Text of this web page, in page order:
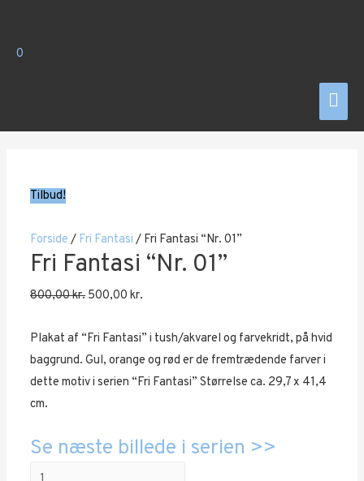
indholdet
0
Tilbud!
Forside / Fri Fantasi / Fri Fantasi “Nr. 01”
Fri Fantasi “Nr. 01”
800,00kr. Den
pris
var:
800,00 kr..
500,00kr.
pris
er:
500,00 kr..
Plakat af “Fri Fantasi” i tush/akvarel og farvekridt, på hvid
baggrund. Gul, orange og rød er de fremtrædende farver i
dette motiv i serien “Fri Fantasi” Størrelse ca. 29,7 x 41,4
cm.
Se næste billede i serien >>
Fri